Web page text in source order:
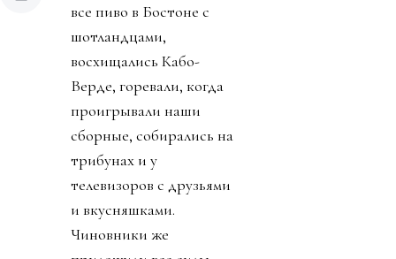
все пиво в Бостоне с
шотландцами,
восхищались Кабо-
Верде, горевали, когда
проигрывали наши
сборные, собирались на
трибунах и у
телевизоров с друзьями
и вкусняшками.
Чиновники же